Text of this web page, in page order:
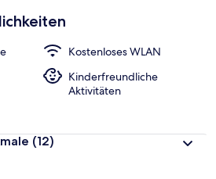
Kostenloses WLAN
Kinderfreundliche
Aktivitäten
(12)